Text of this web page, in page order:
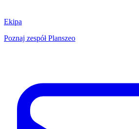
Ekipa
Poznaj zespół Planszeo